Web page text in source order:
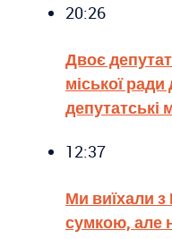
20:26
Двоє
міської
депутатські
12:37
Ми виїхали з
сумкою, але